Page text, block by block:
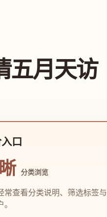
五月天访
口
分类浏览
常查看分类说明、筛选标签